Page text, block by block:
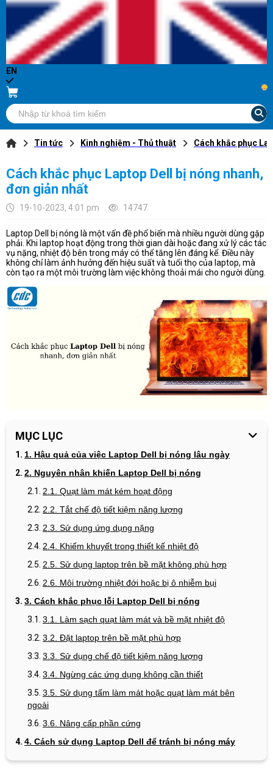
EN
...
Tin tức Kinh nghiệm - Thủ thuật Cách khắc phục
Cách khắc phục Laptop Dell bị nóng nhanh,
đơn giản nhất
19-10-2023, 4:01 pm 14747
Laptop Dell bị nóng là một vấn đề phổ biến mà nhiều người dùng gặp
phải. Khi laptop hoạt động trong thời gian dài hoặc đang xử lý các tác
vụ nặng, nhiệt độ bên trong máy có thể tăng lên đáng kể. Điều này
không chỉ làm ảnh hưởng đến hiệu suất và tuổi thọ của laptop, mà
còn tạo ra một môi trường làm việc không thoải mái cho người dùng.
MỤC LỤC
1. Hậu quả của việc Laptop Dell bị nóng lâu ngày
2. Nguyên nhân khiến Laptop Dell bị nóng
2.1. Quạt làm mát kém hoạt động
2.2. Tắt chế độ tiết kiệm năng lượng
2.3. Sử dụng ứng dụng nặng
2.4. Khiếm khuyết trong thiết kế nhiệt độ
2.5. Sử dụng laptop trên bề mặt không phù hợp
2.6. Môi trường nhiệt đới hoặc bị ô nhiễm bụi
3. Cách khắc phục lỗi Laptop Dell bị nóng
3.1. Làm sạch quạt làm mát và bề mặt nhiệt độ
3.2. Đặt laptop trên bề mặt phù hợp
3.3. Sử dụng chế độ tiết kiệm năng lượng
3.4. Ngừng các ứng dụng không cần thiết
3.5. Sử dụng tấm làm mát hoặc quạt làm mát bên
ngoài
3.6. Nâng cấp phần cứng
4. Cách sử dụng Laptop Dell để tránh bị nóng máy